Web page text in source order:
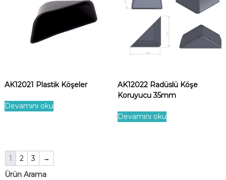
AK12021 Plastik Köşeler
Devamını oku
AK12022 Radüslü Köşe
Koruyucu 35mm
Devamını oku
1 2 3
→
Ürün Arama